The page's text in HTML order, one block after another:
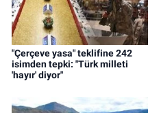
"Çerçeve yasa" teklifine 242
isimden tepki: "Türk milleti
'hayır' diyor"